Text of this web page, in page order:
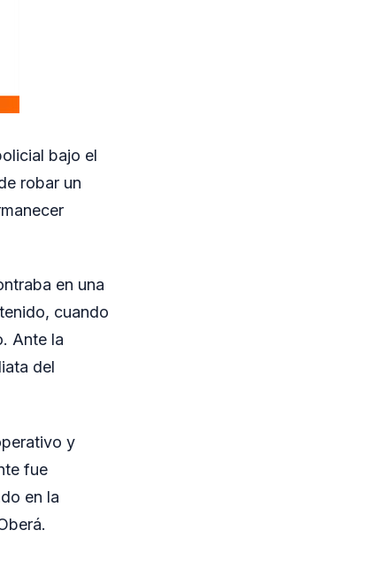
bajo el
robar un
en una
cuando
Ante la
del
y
fue
en la